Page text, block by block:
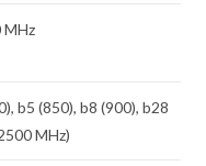
MHz
b5 (850), b8 (900), b28
MHz)